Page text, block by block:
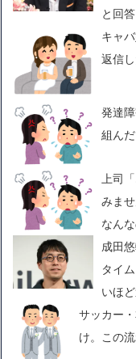
と回答
キャ
返信
発達
組ん
上司
みま
なんな
成田
タイ
いほど
サッカー
け。この